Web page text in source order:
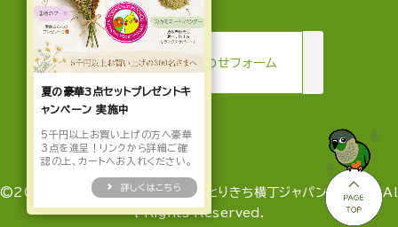
mail お問い合わせフォーム
©2022-2026 とりきち横丁 by とりきち横丁ジャパン合同会社 Al
l Rights Reserved.
夏の豪華3点セットプレゼントキ
ャンペーン 実施中
5千円以上お買い上げの方へ豪華
3点を進呈！リンクから詳細ご確
認の上、カートへお入れください。
詳しくはこちら